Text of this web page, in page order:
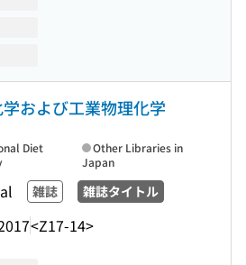
および工業物理化学
雑誌 雑誌タイトル
<Z17-14>
Diet
Other Libraries in
Japan